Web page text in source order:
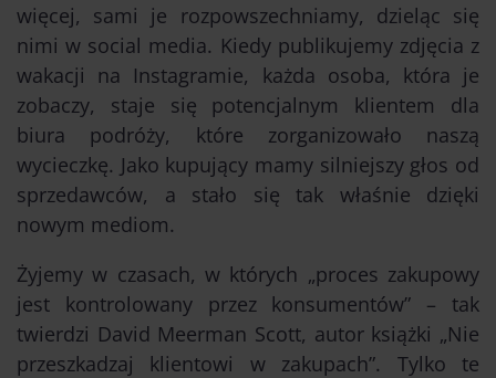
więcej, sami je rozpowszechniamy, dzieląc się
nimi w social media. Kiedy publikujemy zdjęcia z
wakacji na Instagramie, każda osoba, która je
zobaczy, staje się potencjalnym klientem dla
biura podróży, które zorganizowało naszą
wycieczkę. Jako kupujący mamy silniejszy głos od
sprzedawców, a stało się tak właśnie dzięki
nowym mediom.
Żyjemy w czasach, w których „proces zakupowy
jest kontrolowany przez konsumentów” – tak
twierdzi David Meerman Scott, autor książki „Nie
przeszkadzaj klientowi w zakupach”. Tylko te